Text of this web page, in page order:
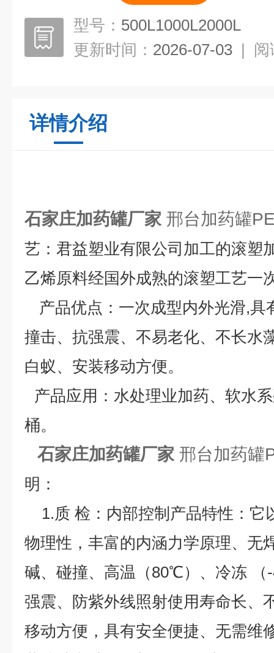
型号： 500L1000L2000L
更新时间： 2026-07-03 | 阅
详情介绍
石家庄加药罐厂家 邢台加药罐
艺： 君益塑业有限公司加工的滚塑
乙烯原料经国外成熟的滚塑工艺一
产品优点： 一次成型内外光滑,具
撞击、抗强震、不易老化、不长水
白蚁、安装移动方便。
产品应用 ：水处理业加药、软水
桶。
石家庄加药罐厂家 邢台加药罐
明：
1.质 检：内部控制产品特性：它
物理性，丰富的内涵力学原理、无
碱、碰撞、高温（80℃）、冷冻
强震、防紫外线照射使用寿命长、
移动方便，具有安全便捷、无需维